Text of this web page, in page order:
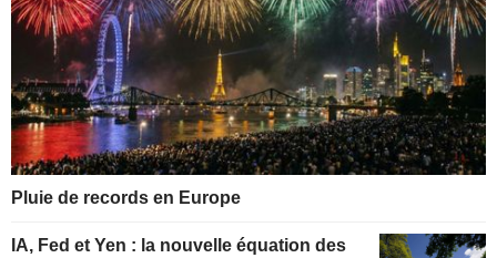
Pluie de records en Europe
IA, Fed et Yen : la nouvelle équation des